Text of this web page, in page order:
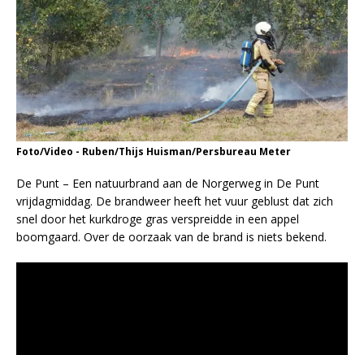
Foto/Video - Ruben/Thijs Huisman/Persbureau Meter
De Punt – Een natuurbrand aan de Norgerweg in De Punt
vrijdagmiddag. De brandweer heeft het vuur geblust dat zich
snel door het kurkdroge gras verspreidde in een appel
boomgaard. Over de oorzaak van de brand is niets bekend.